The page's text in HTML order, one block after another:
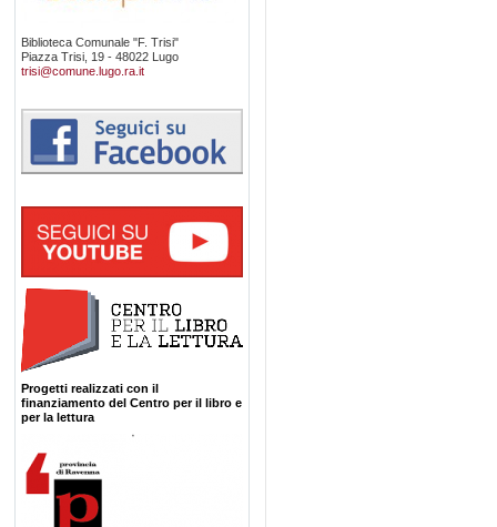
Biblioteca Comunale "F. Trisi"
Piazza Trisi, 19 - 48022 Lugo
trisi@comune.lugo.ra.it
Progetti realizzati con il
finanziamento del Centro per il libro e
per la lettura